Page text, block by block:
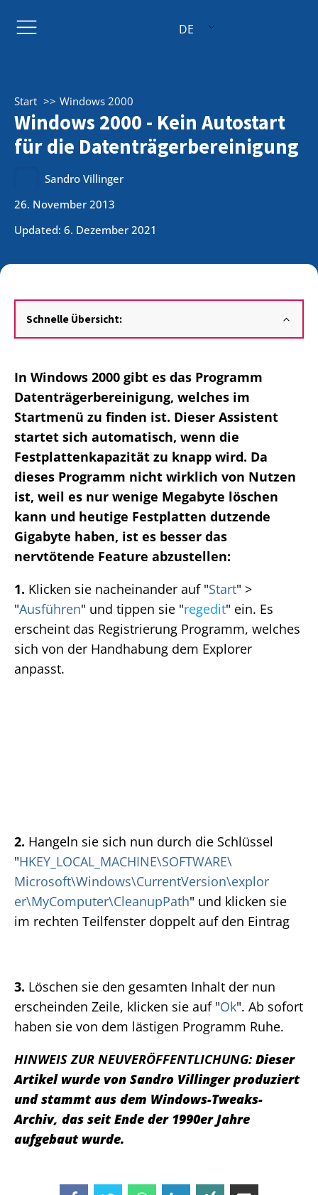
DE
Start Windows 2000
Windows 2000 - Kein Autostart
für die Datenträgerbereinigung
Sandro Villinger
26. November 2013
Updated: 6. Dezember 2021
Schnelle Übersicht:
In Windows 2000 gibt es das Programm
Datenträgerbereinigung, welches im
Startmenü zu finden ist. Dieser Assistent
startet sich automatisch, wenn die
Festplattenkapazität zu knapp wird. Da
dieses Programm nicht wirklich von Nutzen
ist, weil es nur wenige Megabyte löschen
kann und heutige Festplatten dutzende
Gigabyte haben, ist es besser das
nervtötende Feature abzustellen:
1. Klicken sie nacheinander auf "Start" >
"Ausführen" und tippen sie "regedit" ein. Es
erscheint das Registrierung Programm, welches
sich von der Handhabung dem Explorer
anpasst.
2. Hangeln sie sich nun durch die Schlüssel
"HKEY_LOCAL_MACHINE\SOFTWARE\
Microsoft\Windows\CurrentVersion\explor
er\MyComputer\CleanupPath" und klicken sie
im rechten Teilfenster doppelt auf den Eintrag
3. Löschen sie den gesamten Inhalt der nun
erscheinden Zeile, klicken sie auf "Ok". Ab sofort
haben sie von dem lästigen Programm Ruhe.
HINWEIS ZUR NEUVERÖFFENTLICHUNG: Dieser
Artikel wurde von Sandro Villinger produziert
und stammt aus dem Windows-Tweaks-
Archiv, das seit Ende der 1990er Jahre
aufgebaut wurde.